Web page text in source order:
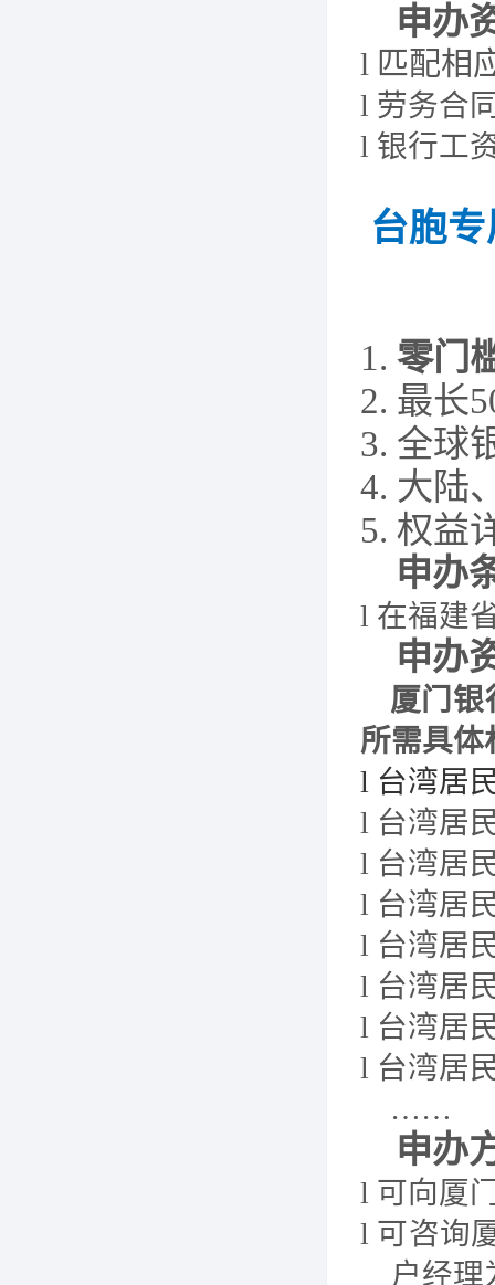
申办
l 匹配相
l 劳务合
l 银行工
台胞
1. 零门
2. 最长
3. 全球
4. 大陆
5. 权益
申办
l 在福建
申办
厦门银
所需具体
l 台湾居
l 台湾居
l 台湾居
l 台湾居
l 台湾居
l 台湾居
l 台湾居
l 台湾居
……
申办
l 可向厦
l 可咨询
户经理